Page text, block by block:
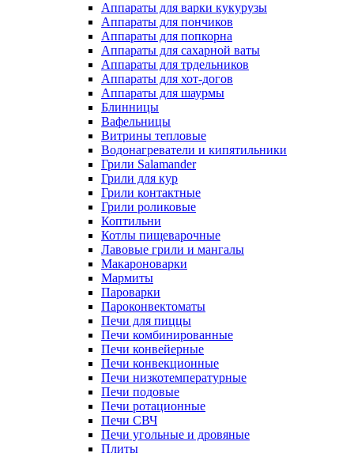
Аппараты для варки кукурузы
Аппараты для пончиков
Аппараты для попкорна
Аппараты для сахарной ваты
Аппараты для трдельников
Аппараты для хот-догов
Аппараты для шаурмы
Блинницы
Вафельницы
Витрины тепловые
Водонагреватели и кипятильники
Грили Salamander
Грили для кур
Грили контактные
Грили роликовые
Коптильни
Котлы пищеварочные
Лавовые грили и мангалы
Макароноварки
Мармиты
Пароварки
Пароконвектоматы
Печи для пиццы
Печи комбинированные
Печи конвейерные
Печи конвекционные
Печи низкотемпературные
Печи подовые
Печи ротационные
Печи СВЧ
Печи угольные и дровяные
Плиты